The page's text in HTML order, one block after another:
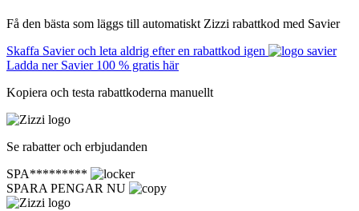
Få den bästa som läggs till automatiskt Zizzi rabattkod med Savier
Skaffa Savier och leta aldrig efter en rabattkod igen
Ladda ner Savier 100 % gratis här
Kopiera och testa rabattkoderna manuellt
Se rabatter och erbjudanden
SPA*********
SPARA PENGAR NU